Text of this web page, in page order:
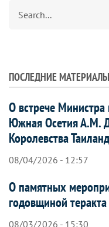
ПОСЛЕДНИЕ МАТЕРИАЛЫ
О встрече
Южная Осетия А.М.
Королевства Таиланд
08/04/2026 - 12:57
О памятных
годовщиной
08/03/2026 - 15:30